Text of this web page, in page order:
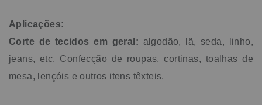
Aplicações:
Corte de tecidos em geral: algodão, lã, seda, linho,
jeans, etc. Confecção de roupas, cortinas, toalhas de
mesa, lençóis e outros itens têxteis.